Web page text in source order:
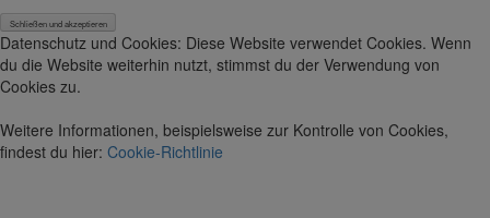
Datenschutz und Cookies: Diese Website verwendet Cookies. Wenn
du die Website weiterhin nutzt, stimmst du der Verwendung von
Cookies zu.
Weitere Informationen, beispielsweise zur Kontrolle von Cookies,
findest du hier: Cookie-Richtlinie